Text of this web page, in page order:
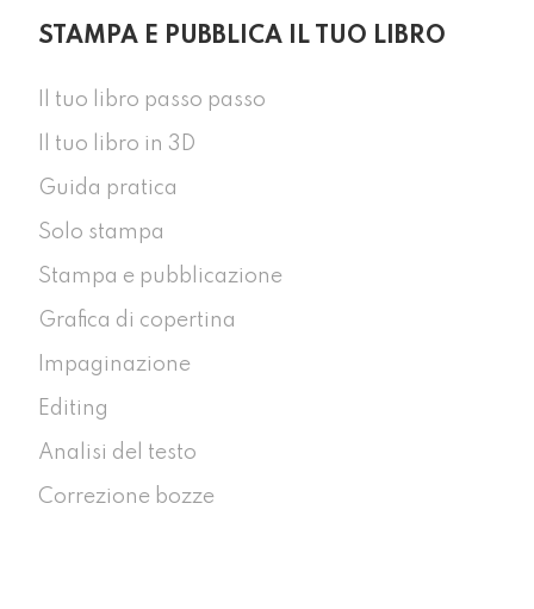
STAMPA E PUBBLICA IL TUO LIBRO
Il tuo libro passo passo
Il tuo libro in 3D
Guida pratica
Solo stampa
Stampa e pubblicazione
Grafica di copertina
Impaginazione
Editing
Analisi del testo
Correzione bozze